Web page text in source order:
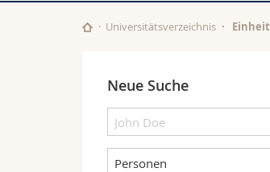
Weiterbildung
Fribourg
Universitätsverzeichnis Einheit
Neue Suche
Personen